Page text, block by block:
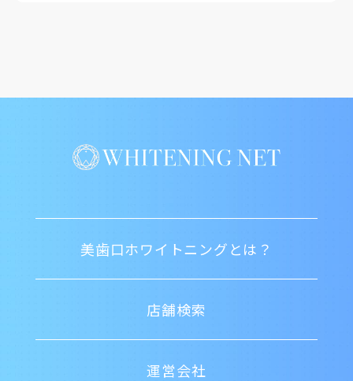
美歯口ホワイトニングとは？
店舗検索
運営会社